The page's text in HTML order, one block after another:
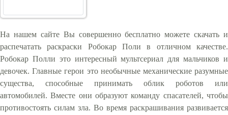
На нашем сайте Вы совершенно бесплатно можете скачать и
распечатать раскраски Робокар Поли в отличном качестве.
Робокар Полли это интересный мультсериал для мальчиков и
девочек. Главные герои это необычные механические разумные
существа, способные принимать облик роботов или
автомобилей. Вместе они образуют команду спасателей, чтобы
противостоять силам зла. Во время раскрашивания развивается